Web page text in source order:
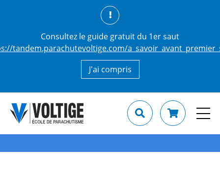
Consultez le guide gratuit du 1er saut
tandem.parachutevoltige.com/
J'ai compris